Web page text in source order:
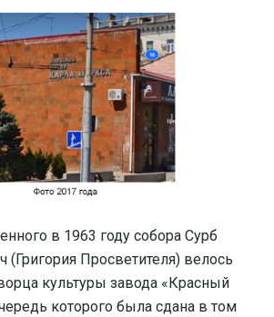
в 1963 году собора Сурб
(Григория Просветителя) велось
культуры завода «Красный
которого была сдана в том